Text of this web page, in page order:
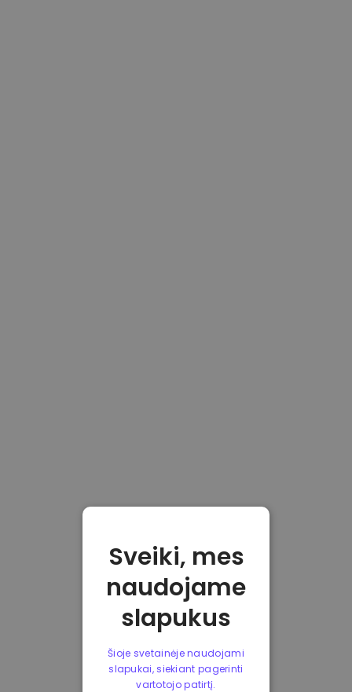
Sveiki, mes
naudojame
slapukus
Šioje svetainėje naudojami
slapukai, siekiant pagerinti
vartotojo patirtį.